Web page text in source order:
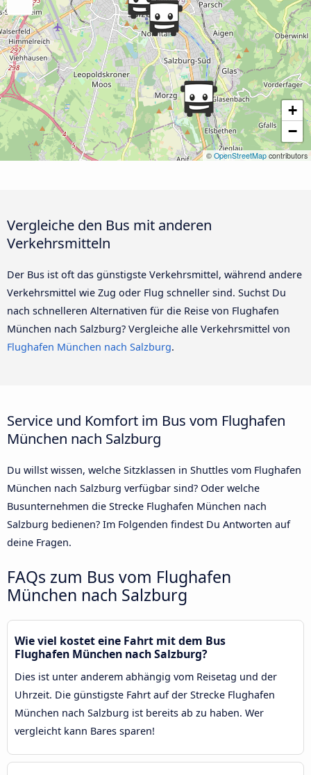
+
−
© OpenStreetMap contributors
Vergleiche den Bus mit anderen
Verkehrsmitteln
Der Bus ist oft das günstigste Verkehrsmittel, während andere
Verkehrsmittel wie Zug oder Flug schneller sind. Suchst Du
nach schnelleren Alternativen für die Reise von Flughafen
München nach Salzburg? Vergleiche alle Verkehrsmittel von
Flughafen München nach Salzburg.
Service und Komfort im Bus vom Flughafen
München nach Salzburg
Du willst wissen, welche Sitzklassen in Shuttles vom Flughafen
München nach Salzburg verfügbar sind? Oder welche
Busunternehmen die Strecke Flughafen München nach
Salzburg bedienen? Im Folgenden findest Du Antworten auf
deine Fragen.
FAQs zum Bus vom Flughafen
München nach Salzburg
Wie viel kostet eine Fahrt mit dem Bus
Flughafen München nach Salzburg?
Dies ist unter anderem abhängig vom Reisetag und der
Uhrzeit. Die günstigste Fahrt auf der Strecke Flughafen
München nach Salzburg ist bereits ab zu haben. Wer
vergleicht kann Bares sparen!